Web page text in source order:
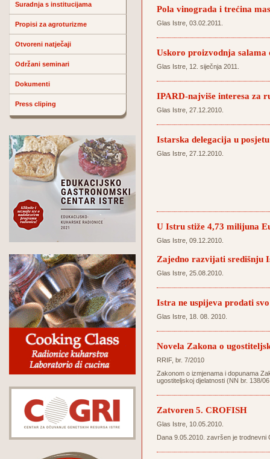
Suradnja s institucijama
Propisi za agroturizme
Otvoreni natječaji
Održani seminari
Dokumenti
Press cliping
Pola vinograda i trećina
Glas Istre, 03.02.2011.
Uskoro proizvodnja salama
Glas Istre, 12. siječnja 2011.
IPARD-najviše interesa za
Glas Istre, 27.12.2010.
Istarska delegacija u
Glas Istre, 27.12.2010.
U Istru stiže 4,73 milijuna
Glas Istre, 09.12.2010.
Zajedno razvijati središnju
Glas Istre, 25.08.2010.
Istra ne uspijeva prodati
Glas Istre, 18. 08. 2010.
Novela Zakona o
RRIF, br. 7/2010
Zakonom o izmjenama i dopunama
ugostiteljskoj djelatnosti (NN br. 138/
Zatvoren 5. CROFISH
Glas Istre, 10.05.2010.
Dana 9.05.2010. završen je trodnevni